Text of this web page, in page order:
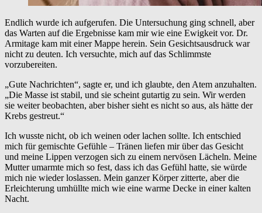
Endlich wurde ich aufgerufen. Die Untersuchung ging schnell, aber
das Warten auf die Ergebnisse kam mir wie eine Ewigkeit vor. Dr.
Armitage kam mit einer Mappe herein. Sein Gesichtsausdruck war
nicht zu deuten. Ich versuchte, mich auf das Schlimmste
vorzubereiten.
„Gute Nachrichten“, sagte er, und ich glaubte, den Atem anzuhalten.
„Die Masse ist stabil, und sie scheint gutartig zu sein. Wir werden
sie weiter beobachten, aber bisher sieht es nicht so aus, als hätte der
Krebs gestreut.“
Ich wusste nicht, ob ich weinen oder lachen sollte. Ich entschied
mich für gemischte Gefühle – Tränen liefen mir über das Gesicht
und meine Lippen verzogen sich zu einem nervösen Lächeln. Meine
Mutter umarmte mich so fest, dass ich das Gefühl hatte, sie würde
mich nie wieder loslassen. Mein ganzer Körper zitterte, aber die
Erleichterung umhüllte mich wie eine warme Decke in einer kalten
Nacht.